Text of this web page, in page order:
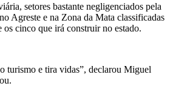
setores bastante negligenciados pela
Agreste e na Zona da Mata classificadas
cinco que irá construir no estado.
turismo e tira vidas”, declarou Miguel